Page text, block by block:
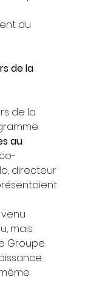
du
de la
de la
au
directeur
mais
Groupe